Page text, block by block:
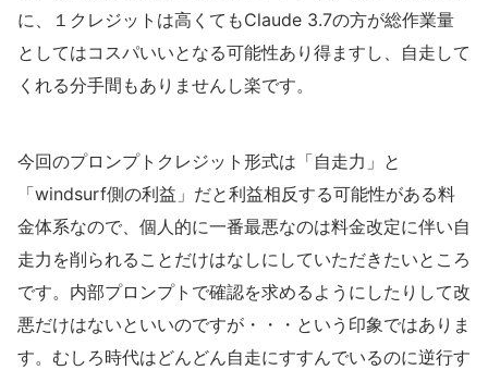
に、１クレジットは高くてもClaude 3.7の方が総作業量
としてはコスパいいとなる可能性あり得ますし、自走して
くれる分手間もありませんし楽です。
今回のプロンプトクレジット形式は「自走力」と
「windsurf側の利益」だと利益相反する可能性がある料
金体系なので、個人的に一番最悪なのは料金改定に伴い自
走力を削られることだけはなしにしていただきたいところ
です。内部プロンプトで確認を求めるようにしたりして改
悪だけはないといいのですが・・・という印象ではありま
す。むしろ時代はどんどん自走にすすんでいるのに逆行す